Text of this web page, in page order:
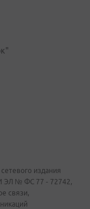
издания
ЭЛ № ФС 77 - 72742,
связи,